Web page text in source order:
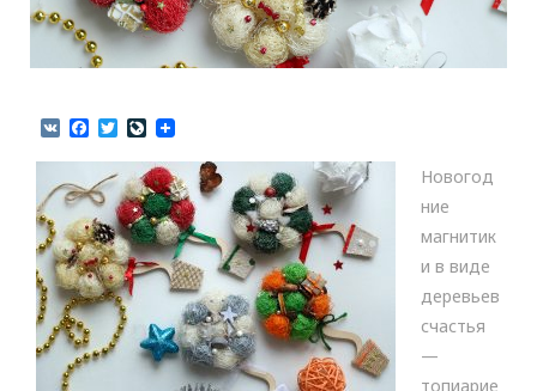
V
c
e
b
o
o
k
T
i
t
t
e
r
L
v
e
J
o
u
r
n
l
Новогод
ние
магнитик
и в виде
деревьев
счастья
—
топиарие